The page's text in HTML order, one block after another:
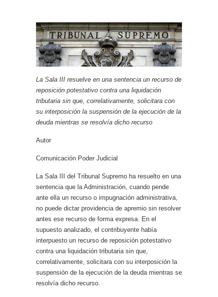
La Sala III resuelve en una sentencia un recurso de
reposición potestativo contra una liquidación
tributaria sin que, correlativamente, solicitara con
su interposición la suspensión de la ejecución de la
deuda mientras se resolvía dicho recurso
Autor
Comunicación Poder Judicial
La Sala III del Tribunal Supremo ha resuelto en una
sentencia que la Administración, cuando pende
ante ella un recurso o impugnación administrativa,
no puede dictar providencia de apremio sin resolver
antes ese recurso de forma expresa. En el
supuesto analizado, el contribuyente había
interpuesto un recurso de reposición potestativo
contra una liquidación tributaria sin que,
correlativamente, solicitara con su interposición la
suspensión de la ejecución de la deuda mientras se
resolvía dicho recurso.